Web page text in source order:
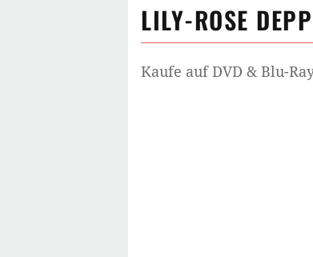
LILY-ROSE DEPP
Kaufe auf DVD & Blu-